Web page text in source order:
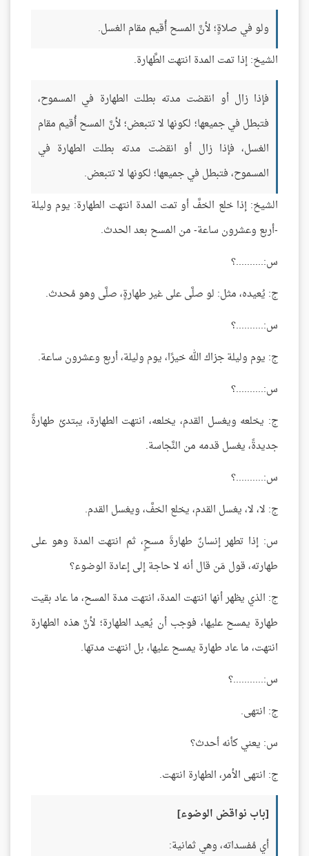
ولو في صلاةٍ؛ لأنَّ المسح أُقيم مقام الغسل.
الشيخ: إذا تمت المدة انتهت الطَّهارة.
فإذا زال أو انقضت مدته بطلت الطهارة في المسموح،
فتبطل في جميعها؛ لكونها لا تتبعض؛ لأنَّ المسح أُقيم مقام
الغسل، فإذا زال أو انقضت مدته بطلت الطهارة في
المسموح، فتبطل في جميعها؛ لكونها لا تتبعض.
الشيخ: إذا خلع الخفَّ أو تمت المدة انتهت الطهارة: يوم وليلة
-أربع وعشرون ساعة- من المسح بعد الحدث.
س:..........؟
ج: يُعيده، مثل: لو صلَّى على غير طهارةٍ، صلَّى وهو مُحدث.
س:..........؟
ج: يوم وليلة جزاك الله خيرًا، يوم وليلة، أربع وعشرون ساعة.
س:..........؟
ج: يخلعه ويغسل القدم، يخلعه، انتهت الطهارة، يبتدئ طهارةً
جديدةً، يغسل قدمه من النَّجاسة.
س:..........؟
ج: لا، لا، يغسل القدم، يخلع الخفَّ، ويغسل القدم.
س: إذا تطهر إنسانٌ طهارةَ مسحٍ، ثم انتهت المدة وهو على
طهارته، قول مَن قال أنه لا حاجة إلى إعادة الوضوء؟
ج: الذي يظهر أنها انتهت المدة، انتهت مدة المسح، ما عاد بقيت
طهارة يمسح عليها، فوجب أن يُعيد الطهارة؛ لأنَّ هذه الطهارة
انتهت، ما عاد طهارة يمسح عليها، بل انتهت مدتها.
س:...........؟
ج: انتهى.
س: يعني كأنه أحدث؟
ج: انتهى الأمر، الطهارة انتهت.
[باب نواقض الوضوء]
أي مُفسداته، وهي ثمانية: